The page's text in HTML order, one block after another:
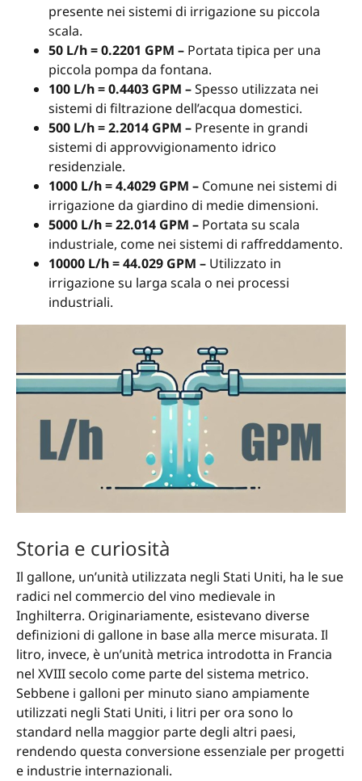
presente nei sistemi di irrigazione su piccola
scala.
50 L/h = 0.2201 GPM – Portata tipica per una
piccola pompa da fontana.
100 L/h = 0.4403 GPM –Spesso utilizzata nei
sistemi di filtrazione dell’acqua domestici.
500 L/h = 2.2014 GPM – Presente in grandi
sistemi di approvvigionamento idrico
residenziale.
1000 L/h = 4.4029 GPM – Comune nei sistemi di
irrigazione da giardino di medie dimensioni.
5000 L/h = 22.014 GPM – Portata su scala
industriale, come nei sistemi di raffreddamento.
10000 L/h = 44.029 GPM – Utilizzato in
irrigazione su larga scala o nei processi
industriali.
Storia e curiosità
Il gallone, un’unità utilizzata negli Stati Uniti, ha le sue
radici nel commercio del vino medievale in
Inghilterra. Originariamente, esistevano diverse
definizioni di gallone in base alla merce misurata. Il
litro, invece, è un’unità metrica introdotta in Francia
nel XVIII secolo come parte del sistema metrico.
Sebbene i galloni per minuto siano ampiamente
utilizzati negli Stati Uniti, i litri per ora sono lo
standard nella maggior parte degli altri paesi,
rendendo questa conversione essenziale per progetti
e industrie internazionali.